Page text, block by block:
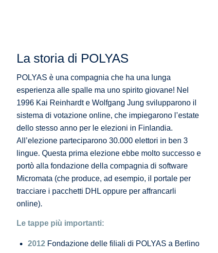
La storia di POLYAS
POLYAS è una compagnia che ha una lunga
esperienza alle spalle ma uno spirito giovane! Nel
1996 Kai Reinhardt e Wolfgang Jung svilupparono il
sistema di votazione online, che impiegarono l’estate
dello stesso anno per le elezioni in Finlandia.
All’elezione parteciparono 30.000 elettori in ben 3
lingue. Questa prima elezione ebbe molto successo e
portò alla fondazione della compagnia di software
Micromata (che produce, ad esempio, il portale per
tracciare i pacchetti DHL oppure per affrancarli
online).
Le tappe più importanti:
2012Fondazione delle filiali di POLYAS a Berlino